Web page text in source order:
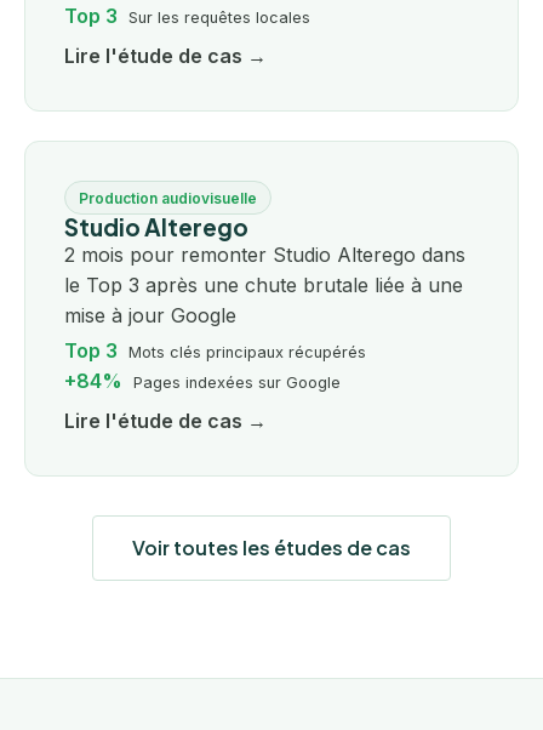
Top 3 Sur les requêtes locales
Lire l'étude de cas →
Production audiovisuelle
Studio Alterego
2 mois pour remonter Studio Alterego dans
le Top 3 après une chute brutale liée à une
mise à jour Google
Top 3
Mots clés principaux récupérés
+84% Pages indexées sur Google
Lire l'étude de cas →
Voir toutes les études de cas